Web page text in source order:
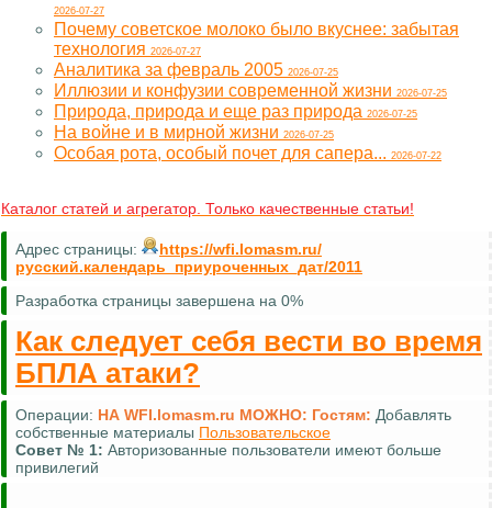
2026-07-27
Почему советское молоко было вкуснее: забытая
технология 2026-07-27
Аналитика за февраль 2005 2026-07-25
Иллюзии и конфузии современной жизни 2026-07-25
Природа, природа и еще раз природа 2026-07-25
На войне и в мирной жизни 2026-07-25
Особая рота, особый почет для сапера... 2026-07-22
Каталог статей и агрегатор. Только качественные статьи!
Адрес страницы:
https://wfi.lomasm.ru/
русский.календарь_приуроченных_дат/2011
Разработка страницы завершена на 0%
Как следует себя вести во время
БПЛА атаки?
Операции: НА WFI.lomasm.ru МОЖНО: Гостям: Добавлять
собственные материалы Пользовательское
Совет № 1: Авторизованные пользователи имеют больше
привилегий